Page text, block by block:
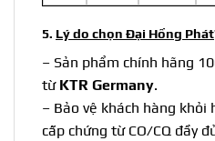
5. Lý do chọn Đại Hồng Phát
– Sản phẩm chính hãng
từ KTR Germany.
– Bảo vệ khách hàng khỏi
cấp chứng từ CO/CQ đầy